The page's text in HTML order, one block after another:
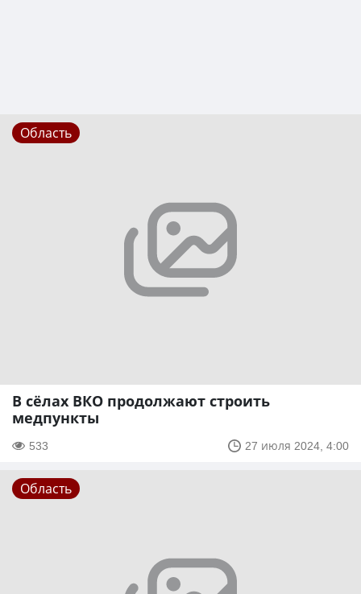
Область
В сёлах ВКО продолжают строить
медпункты
533 27 июля 2024, 4:00
Область